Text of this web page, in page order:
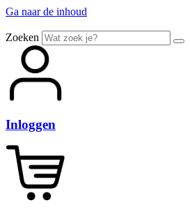
Ga naar de inhoud
Zoeken
Inloggen